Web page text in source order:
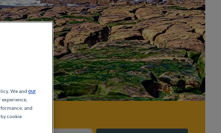
We and our
and
cookie